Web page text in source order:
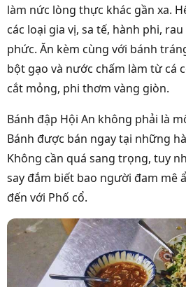
làm nức lòng thực khác gần xa.
các loại gia vị, sa tế, hành phi,
phức. Ăn kèm cùng với bánh
bột gạo và nước chấm làm từ cá
cắt mỏng, phi thơm vàng giòn.
Bánh đập Hội An không phải là
Bánh được bán ngay tại những
Không cần quá sang trọng, tuy
say đắm biết bao người đam mê
đến với Phố cổ.